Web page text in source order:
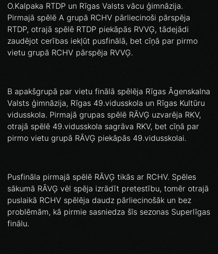
O.Kalpaka RTDP un Rīgas Valsts vācu ģimnāzija.
Pirmajā spēlē A grupā RCHV pārliecinoši pārspēja
RTDP, otrajā spēlē RTDP piekāpās RVVĢ, tādejādi
zaudējot cerības iekļūt pusfinālā, bet cīņā par pirmo
vietu grupā RCHV pārspēja RVVĢ.
B apakšgrupā par vietu finālā spēlēja Rīgas Āgenskalna
Valsts ģimnāzija, Rīgas 49.vidusskola un Rīgas Kultūru
vidusskola. Pirmajā grupas spēlē RĀVĢ uzvarēja RKV,
otrajā spēlē 49.vidusskola sagrāva RKV, bet cīņā par
pirmo vietu grupā RĀVĢ piekāpās 49.vidusskolai.
Pusfināla pirmajā spēlē RĀVĢ tikās ar RCHV. Spēles
sākumā RĀVĢ vēl spēja izrādīt pretestību, tomēr otrajā
puslaikā RCHV spēlēja daudz pārliecinošāk un bez
problēmām, kā pirmie sasniedza šīs sezonas Superlīgas
finālu.